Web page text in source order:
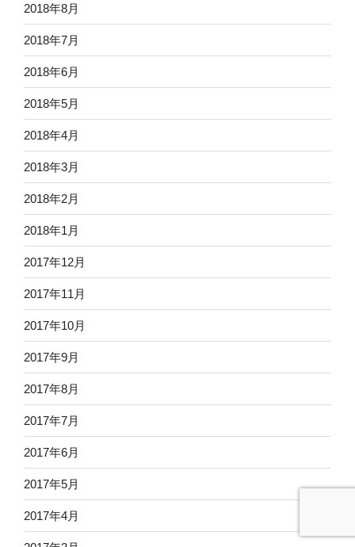
2018年8月
2018年7月
2018年6月
2018年5月
2018年4月
2018年3月
2018年2月
2018年1月
2017年12月
2017年11月
2017年10月
2017年9月
2017年8月
2017年7月
2017年6月
2017年5月
2017年4月